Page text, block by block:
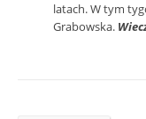
latach. W tym
Grabowska.